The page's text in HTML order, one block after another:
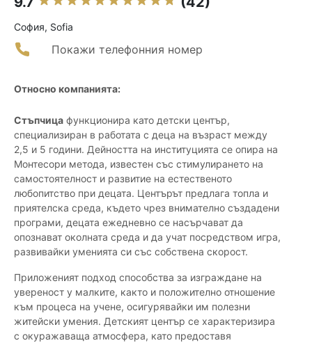
София, Sofia
Покажи телефонния номер
Относно компанията:
Стъпчица функционира като детски център,
специализиран в работата с деца на възраст между
2,5 и 5 години. Дейността на институцията се опира на
Монтесори метода, известен със стимулирането на
самостоятелност и развитие на естественото
любопитство при децата. Центърът предлага топла и
приятелска среда, където чрез внимателно създадени
програми, децата ежедневно се насърчават да
опознават околната среда и да учат посредством игра,
развивайки уменията си със собствена скорост.
Приложеният подход способства за изграждане на
увереност у малките, както и положително отношение
към процеса на учене, осигурявайки им полезни
житейски умения. Детският център се характеризира
с окуражаваща атмосфера, като предоставя